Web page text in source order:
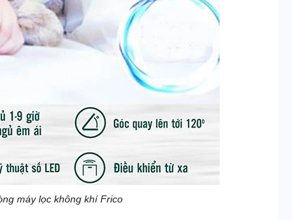
máy lọc không khí Frico